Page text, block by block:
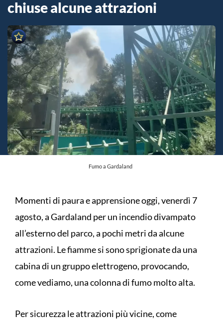
chiuse alcune attrazioni
Fumo a Gardaland
Momenti di paura e apprensione oggi, venerdì 7
agosto, a Gardaland per un incendio divampato
all’esterno del parco, a pochi metri da alcune
attrazioni. Le fiamme si sono sprigionate da una
cabina di un gruppo elettrogeno, provocando,
come vediamo, una colonna di fumo molto alta.
Per sicurezza le attrazioni più vicine, come